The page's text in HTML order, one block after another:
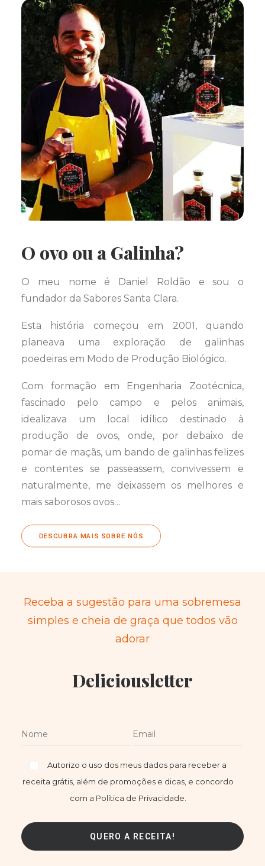
O ovo ou a Galinha?
O meu nome é Daniel Roldão e sou o
fundador da Sabores Santa Clara.
Esta história começou em 2001, quando
planeava uma exploração de galinhas
poedeiras em Modo de Produção Biológico.
Com formação em Engenharia Zootécnica,
fascinado pelo campo e pelos animais,
idealizava um local idílico destinado à
produção de ovos, onde, por debaixo de
pomar de maçãs, um bando de galinhas felizes
e contentes se passeassem, convivessem e
naturalmente, me deixassem os melhores e
mais saborosos ovos…
DESCUBRA MAIS SOBRE NÓS
Receba a sugestão para uma sobremesa
simples e cheia de graça que todos vão
adorar
Deliciousletter
Autorizo o uso dos meus dados para receber a
receita grátis, além de promoções e dicas, e concordo
com a Política de Privacidade.